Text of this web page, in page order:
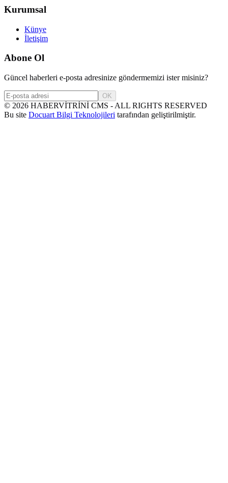
Kurumsal
Künye
İletişim
Abone Ol
Güncel haberleri e-posta adresinize göndermemizi ister misiniz?
OK
© 2026 HABERVİTRİNİ CMS - ALL RIGHTS RESERVED
Bu site Docuart Bilgi Teknolojileri tarafından geliştirilmiştir.